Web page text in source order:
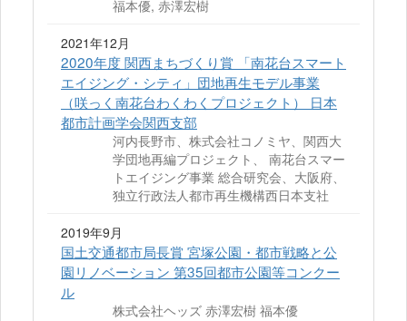
福本優, 赤澤宏樹
2021年12月
2020年度 関西まちづくり賞 「南花台スマート
エイジング・シティ」団地再生モデル事業
（咲っく南花台わくわくプロジェクト） 日本
都市計画学会関西支部
河内長野市、株式会社コノミヤ、関西大
学団地再編プロジェクト、 南花台スマー
トエイジング事業 総合研究会、大阪府、
独立行政法人都市再生機構西日本支社
2019年9月
国土交通都市局長賞 宮塚公園・都市戦略と公
園リノベーション 第35回都市公園等コンクー
ル
株式会社ヘッズ 赤澤宏樹 福本優